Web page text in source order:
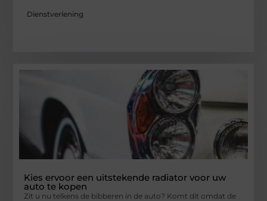
Dienstverlening
Kies ervoor een uitstekende radiator voor uw
auto te kopen
Zit u nu telkens de bibberen in de auto? Komt dit omdat de